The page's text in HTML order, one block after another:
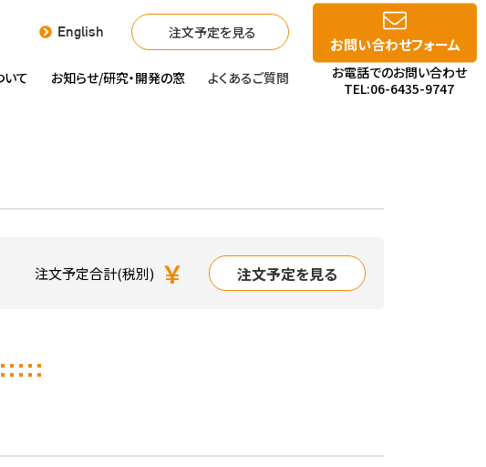
English 注文予定を見る
いて お知らせ/研究・開発の窓 よくあるご質問
お問い合わせフォーム
お電話でのお問い合わせ
TEL:06-6435-9747
注文予定合計(税別) ￥ 注文予定を見る